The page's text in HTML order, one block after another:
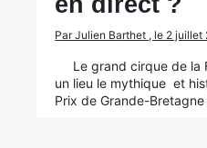
Par Julien Barthet , le 2 juillet
Le grand cirque de la
un lieu le mythique et
Prix de Grande-